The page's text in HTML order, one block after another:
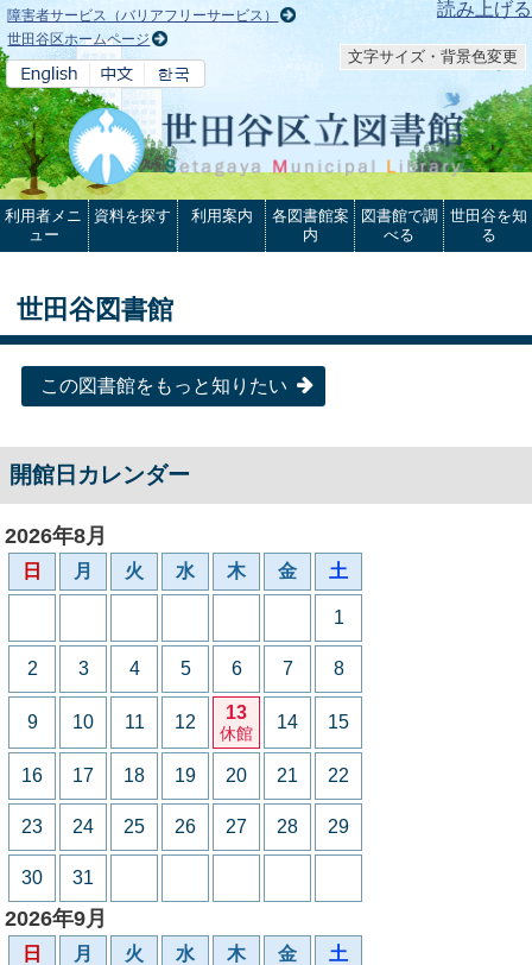
本文へ 読み上げる
障害者サービス（バリアフリーサービス）
世田谷区ホームページ
文字サイズ・背景色変更
利用者メニ
ュー
資料を探す 利用案内
各図書館案
内
図書館で調
べる
世田谷を知
る
世田谷図書館
この図書館をもっと知りたい
開館日カレンダー
2026年8月
日 月 火 水 木 金 土
1
2 3 4 5 6 7 8
9 10 11 12 13
休館
14 15
16 17 18 19 20 21 22
23 24 25 26 27 28 29
30 31
2026年9月
日 月 火 水 木 金 土